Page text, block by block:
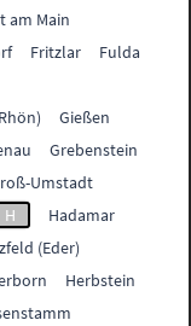
am Main
Fritzlar
Fulda
Gießen
Grebenstein
Umstadt
H
Hadamar
(Eder)
Herbstein